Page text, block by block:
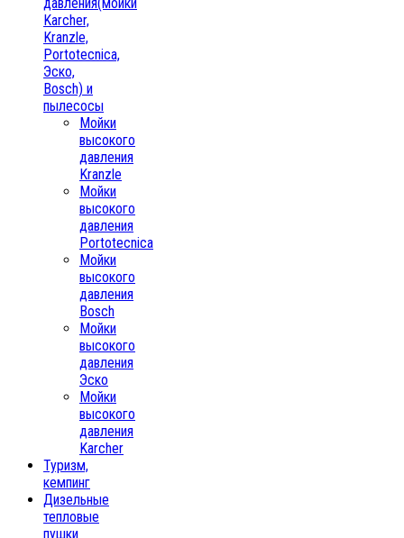
Karcher,
Kranzle,
Portotecnica,
Эско,
Bosch) и
пылесосы
Мойки
высокого
давления
Kranzle
Мойки
высокого
давления
Portotecnica
Мойки
высокого
давления
Bosch
Мойки
высокого
давления
Эско
Мойки
высокого
давления
Karcher
Туризм,
кемпинг
Дизельные
тепловые
пушки